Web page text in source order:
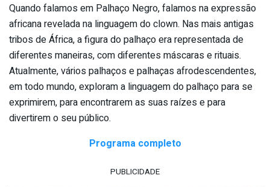
Quando falamos em Palhaço Negro, falamos na expressão
africana revelada na linguagem do clown. Nas mais antigas
tribos de África, a figura do palhaço era representada de
diferentes maneiras, com diferentes máscaras e rituais.
Atualmente, vários palhaços e palhaças afrodescendentes,
em todo mundo, exploram a linguagem do palhaço para se
exprimirem, para encontrarem as suas raízes e para
divertirem o seu público.
Programa completo
PUBLICIDADE